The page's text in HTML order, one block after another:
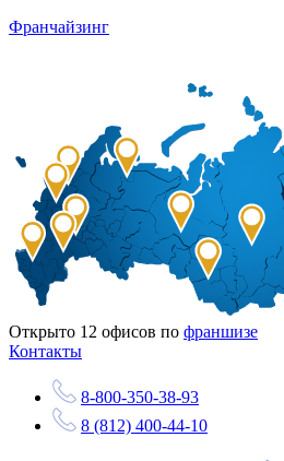
Франчайзинг
Открыто 12 офисов по франшизе
Контакты
8-800-350-38-93
8 (812) 400-44-10